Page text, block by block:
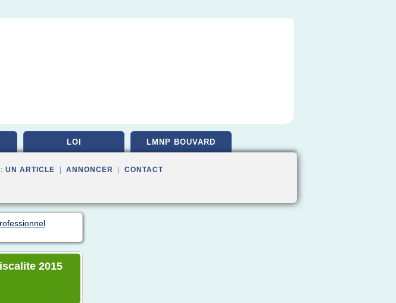
LOI LMNP BOUVARD
UN ARTICLE ANNONCER CONTACT
2015